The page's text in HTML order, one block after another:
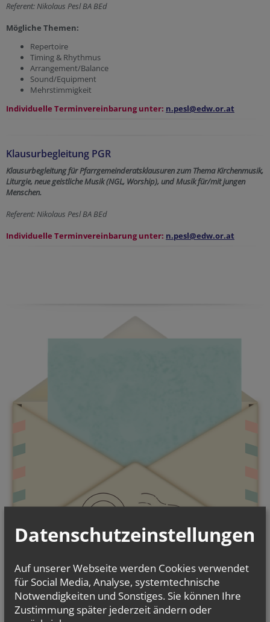
Referent: Nikolaus Pesl BA BEd
Mögliche Themen:
Repertoire
Timing & Rhythmus
Arrangement/Balance
Sound/Equipment
Mehrstimmigkeit
Individuelle Terminvereinbarung unter: n.pesl@edw.or.at
Klausurbegleitung PGR
Klausurbegleitung für Pfarrgemeinderatsklausuren zum Thema Kirchenmusik,
Liturgie, neue geistliche Musik (NGL, Worship), und Musik für/mit jungen
Menschen.
Referent: Nikolaus Pesl BA BEd
Individuelle Terminvereinbarung unter: n.pesl@edw.or.at
Datenschutzeinstellungen
Auf unserer Webseite werden Cookies verwendet
für Social Media, Analyse, systemtechnische
Notwendigkeiten und Sonstiges. Sie können Ihre
Zustimmung später jederzeit ändern oder